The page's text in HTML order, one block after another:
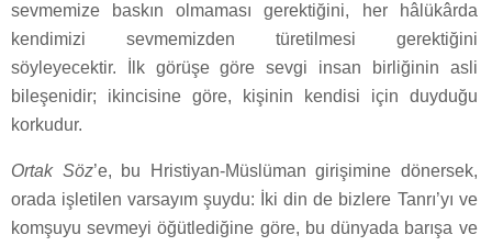
sevmemize baskın olmaması gerektiğini, her hâlükârda
kendimizi sevmemizden türetilmesi gerektiğini
söyleyecektir. İlk görüşe göre sevgi insan birliğinin asli
bileşenidir; ikincisine göre, kişinin kendisi için duyduğu
korkudur.
Ortak Söz’e, bu Hristiyan-Müslüman girişimine dönersek,
orada işletilen varsayım şuydu: İki din de bizlere Tanrı’yı ve
komşuyu sevmeyi öğütlediğine göre, bu dünyada barışa ve